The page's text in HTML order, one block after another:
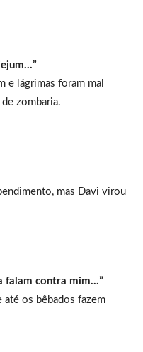
e lágrimas foram mal
zombaria.
mas Davi virou
falam contra mim…”
até os bêbados fazem